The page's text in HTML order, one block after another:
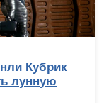
Кубрик
лунную